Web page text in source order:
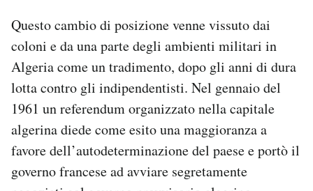
Questo cambio di posizione venne vissuto dai
coloni e da una parte degli ambienti militari in
Algeria come un tradimento, dopo gli anni di dura
lotta contro gli indipendentisti. Nel gennaio del
1961 un referendum organizzato nella capitale
algerina diede come esito una maggioranza a
favore dell’autodeterminazione del paese e portò il
governo francese ad avviare segretamente